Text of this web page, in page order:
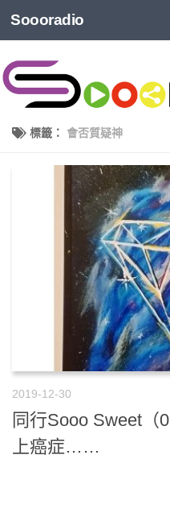
Soooradio
標籤： 會否質疑神
2019-12-30
同行Sooo Sweet（
上癌症……